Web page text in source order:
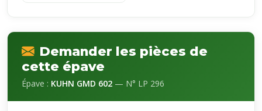
Demander les pièces de
cette épave
Épave : KUHN GMD 602 — N° LP 296